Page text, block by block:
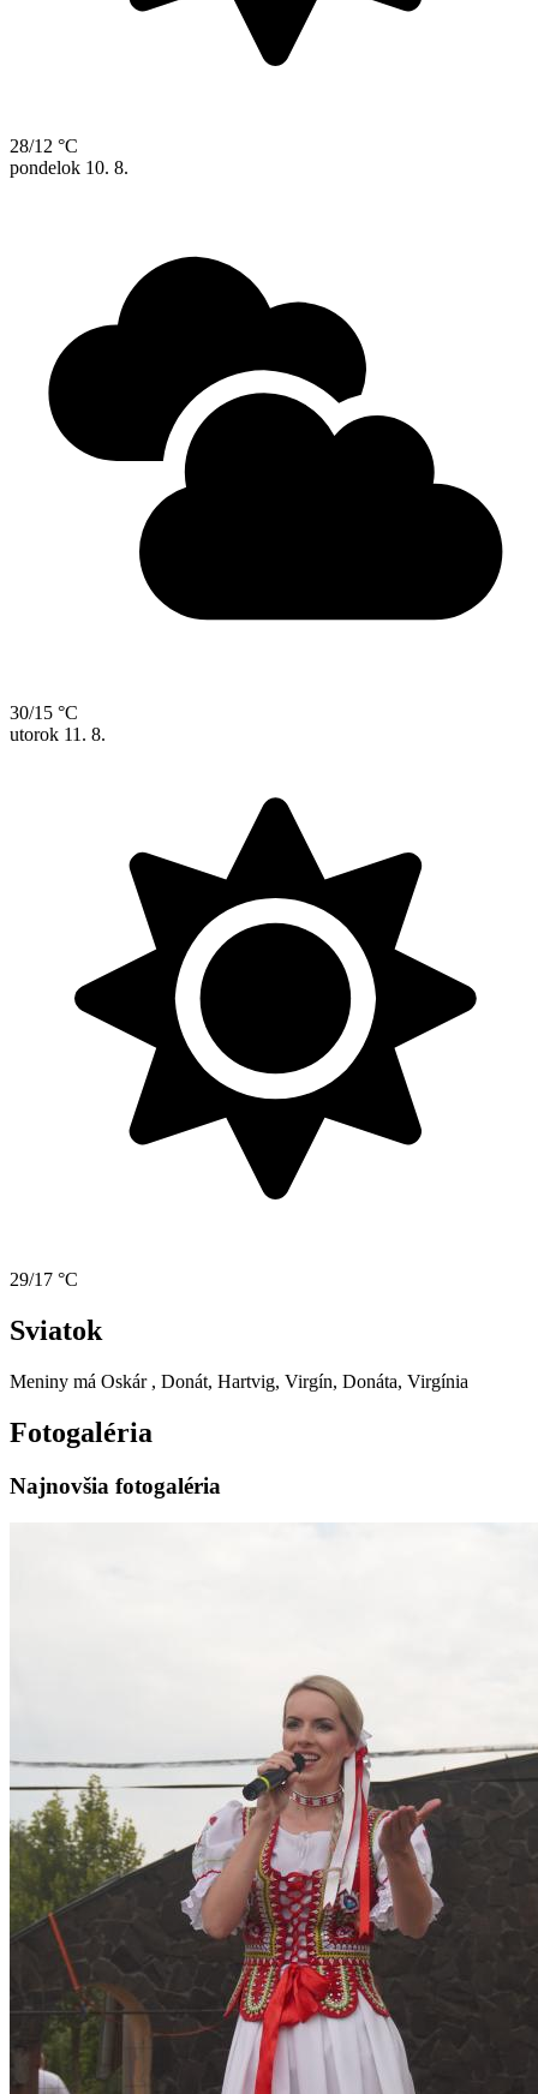
28/12 °C
pondelok 10. 8.
30/15 °C
utorok 11. 8.
29/17 °C
Sviatok
Meniny má Oskár , Donát, Hartvig, Virgín, Donáta, Virgínia
Fotogaléria
Najnovšia fotogaléria